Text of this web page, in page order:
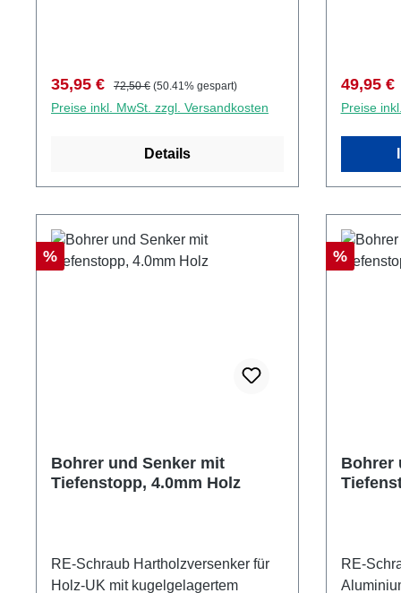
Verkaufspreis:
35,95 € Regulärer Preis:
72,50 € (50.41% gespart)
Preise inkl. MwSt. zzgl. Versandkosten
Details
49,95 €
Preise
Rabatt
%
Bohrer und Senker mit
Tiefenstopp, 4.0mm Holz
RE-Schraub Hartholzversenker für
Holz-UK mit kugelgelagertem
Rabatt
%
Bohrer
RE-